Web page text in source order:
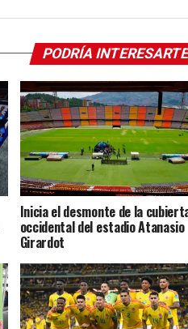
PODRÍA
Inicia el desmonte de la
occidental del estadio Atanasio
Girardot